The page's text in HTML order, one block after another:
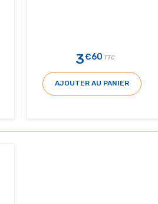
3€60 TTC
AJOUTER AU PANIER